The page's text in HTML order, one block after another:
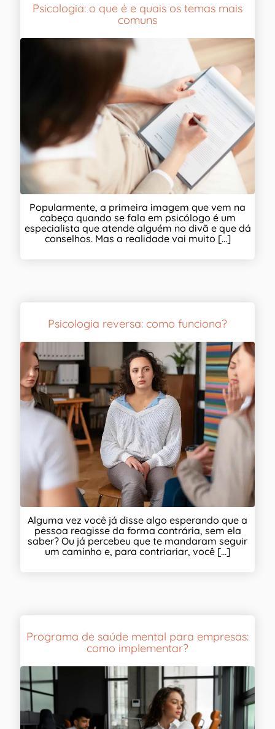
Psicologia: o que é e quais os temas mais
comuns
Popularmente, a primeira imagem que vem na
cabeça quando se fala em psicólogo é um
especialista que atende alguém no divã e que dá
conselhos. Mas a realidade vai muito [...]
Psicologia reversa: como funciona?
Alguma vez você já disse algo esperando que a
pessoa reagisse da forma contrária, sem ela
saber? Ou já percebeu que te mandaram seguir
um caminho e, para contriariar, você [...]
Programa de saúde mental para empresas:
como implementar?